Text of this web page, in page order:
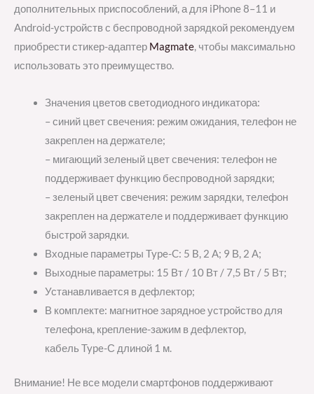
дополнительных приспособлений, а для iPhone 8–11 и
Android-устройств с беспроводной зарядкой рекомендуем
приобрести стикер-адаптер Magmate, чтобы максимально
использовать это преимущество.
Значения цветов светодиодного индикатора:
– синий цвет свечения: режим ожидания, телефон не
закреплен на держателе;
– мигающий зеленый цвет свечения: телефон не
поддерживает функцию беспроводной зарядки;
– зеленый цвет свечения: режим зарядки, телефон
закреплен на держателе и поддерживает функцию
быстрой зарядки.
Входные параметры Type-C: 5 B, 2 A; 9 В, 2 А;
Выходные параметры: 15 Вт / 10 Вт / 7,5 Вт / 5 Вт;
Устанавливается в дефлектор;
В комплекте: магнитное зарядное устройство для
телефона, крепление-зажим в дефлектор,
кабель Type-С длиной 1 м.
Внимание! Не все модели смартфонов поддерживают